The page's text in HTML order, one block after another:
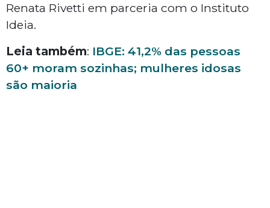
Renata Rivetti em parceria com o Instituto
Ideia.
Leia também: IBGE: 41,2% das pessoas
60+ moram sozinhas; mulheres idosas
são maioria